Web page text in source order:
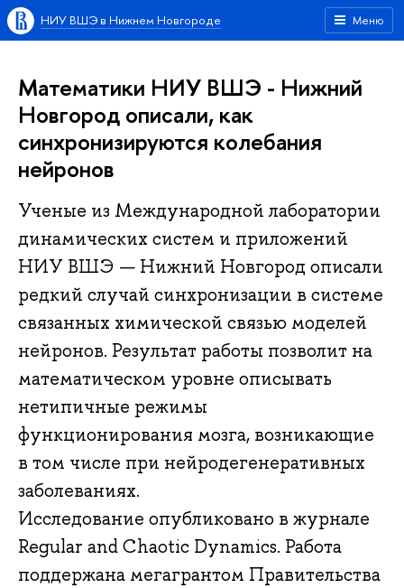
Меню
НИУ ВШЭ в Нижнем Новгороде
Математики НИУ ВШЭ - Нижний
Новгород описали, как
синхронизируются колебания
нейронов
Ученые из Международной лаборатории
динамических систем и приложений
НИУ ВШЭ — Нижний Новгород описали
редкий случай синхронизации в системе
связанных химической связью моделей
нейронов. Результат работы позволит на
математическом уровне описывать
нетипичные режимы
функционирования мозга, возникающие
в том числе при нейродегенеративных
заболеваниях.
Исследование опубликовано в журнале
Regular and Chaotic Dynamics. Работа
поддержана мегагрантом Правительства